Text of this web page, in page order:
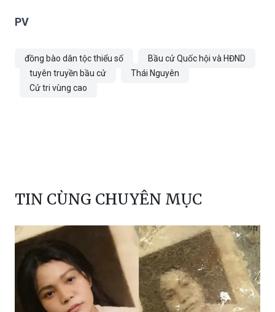
PV
đồng bào dân tộc thiểu số
Bầu cử Quốc hội và HĐND
tuyên truyền bầu cử
Thái Nguyên
Cử tri vùng cao
TIN CÙNG CHUYÊN MỤC